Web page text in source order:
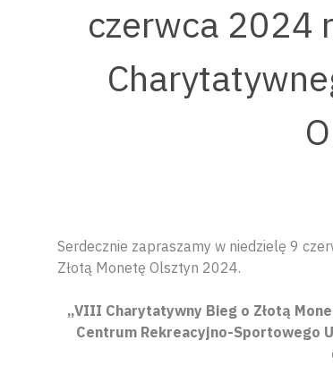
czerwca 2024
Serdecznie zapraszamy w niedzielę 9
Złotą Monetę Olsztyn 2024.
„VIII Charytatywny Bieg o Złotą
Centrum Rekreacyjno-Sportowego